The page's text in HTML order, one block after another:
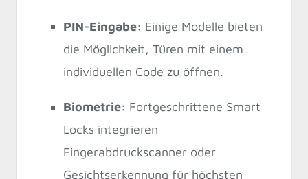
PIN-Eingabe: Einige Modelle bieten
die Möglichkeit, Türen mit einem
individuellen Code zu öffnen.
Biometrie: Fortgeschrittene Smart
Locks integrieren
Fingerabdruckscanner oder
Gesichtserkennung für höchsten